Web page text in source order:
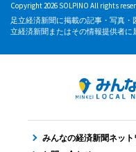
Copyright 2026 SOLPINO All rights
足立経済新聞に掲載の記事・写真
立経済新聞またはその情報提供者に
みんなの経済新聞ネット